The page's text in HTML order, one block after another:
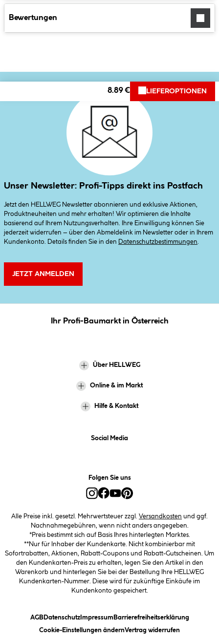
Bewertungen
8.89 € LIEFEROPTIONEN
Unser Newsletter: Profi-Tipps direkt ins Postfach
Jetzt den HELLWEG Newsletter abonnieren und exklusive Aktionen,
Produktneuheiten und mehr erhalten! Wir optimieren die Inhalte
basierend auf Ihrem Nutzungsverhalten. Ihre Einwilligung können Sie
jederzeit widerrufen – über den Abmeldelink im Newsletter oder in Ihrem
Kundenkonto. Details finden Sie in den
Datenschutzbestimmungen
JETZT ANMELDEN
Ihr Profi-Baumarkt in Österreich
Über HELLWEG
Online & im Markt
Hilfe & Kontakt
Social Media
Folgen Sie uns
Alle Preise inkl. gesetzl. Mehrwertsteuer zzgl. Versandkosten und ggf.
Nachnahmegebühren, wenn nicht anders angegeben.
*Preis bestimmt sich auf Basis Ihres hinterlegten Marktes.
**Nur für Inhaber der Kundenkarte. Nicht kombinierbar mit
Sofortrabatten, Aktionen, Rabatt-Coupons und Rabatt-Gutscheinen. Um
den Kundenkarten-Preis zu erhalten, legen Sie den Artikel in den
Warenkorb und hinterlegen Sie bei der Bestellung Ihre HELLWEG
Kundenkarten-Nummer. Diese wird für zukünftige Einkäufe im
Kundenkonto gespeichert.
AGB(öffnet ein Dialogfeld)
Datenschutz(öffnet ein Dialogfeld)
Impressum(öffnet ein Dialogfeld)
Barrierefreiheitserklärung(öffnet
Cookie-Einstellungen ändern(öffnet ein Dialogfeld)
Vertrag widerrufen